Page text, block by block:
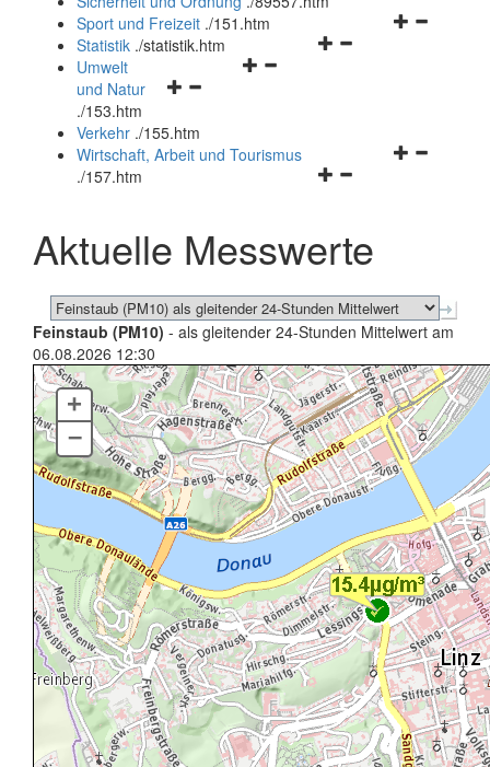
Navigationsmenü
Sport und Freizeit ./151.htm
Navigationsmenü
Statistik ./statistik.htm
Navigationsmenü
und
schließen
Umwelt
und Natur
./153.htm
Verkehr ./155.htm
Navigationsmenü
schließen
Wirtschaft, Arbeit und Tourismus
./157.htm
Aktuelle Messwerte
Feinstaub (PM10) - als gleitender 24-Stunden Mittelwert am
06.08.2026 12:30
+
–